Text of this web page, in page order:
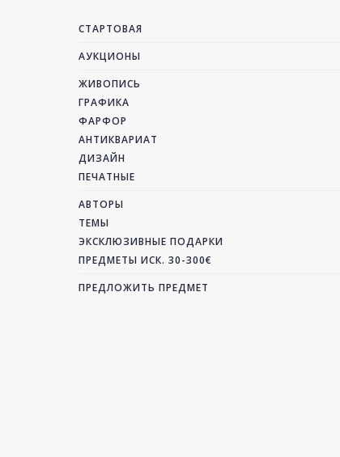
СТАРТОВАЯ
АУКЦИОНЫ
ЖИВОПИСЬ
ГРАФИКА
ФАРФОР
АНТИКВАРИАТ
ДИЗАЙН
ПЕЧАТНЫЕ
АВТОРЫ
ТЕМЫ
ЭКСКЛЮЗИВНЫЕ ПОДАРКИ
ПРЕДМЕТЫ ИСК. 30-300€
ПРЕДЛОЖИТЬ ПРЕДМЕТ